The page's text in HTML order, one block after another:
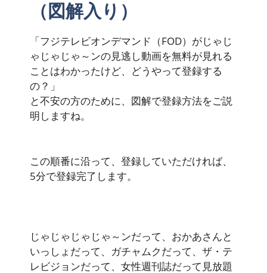
（図解入り）
「フジテレビオンデマンド（FOD）がじゃじ
ゃじゃじゃ～ンの見逃し動画を無料が見れる
ことはわかったけど、どうやって登録する
の？」
と不安の方のために、図解で登録方法をご説
明しますね。
この順番に沿って、登録していただければ、
5分で登録完了します。
じゃじゃじゃじゃ～ンだって、おかあさんと
いっしょだって、ガチャムクだって、ザ・テ
レビジョンだって、女性週刊誌だって見放題